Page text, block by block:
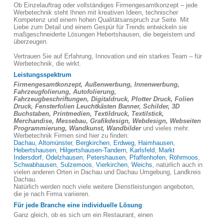
Ob Einzelauftrag oder vollständiges Firmengesamtkonzept – jede
Werbetechnik steht Ihnen mit kreativen Ideen, technischer
Kompetenz und einem hohen Qualitätsanspruch zur Seite. Mit
Liebe zum Detail und einem Gespür für Trends entwickeln sie
maßgeschneiderte Lösungen Hebertshausen, die begeistern und
überzeugen.
Vertrauen Sie auf Erfahrung, Innovation und ein starkes Team – für
Werbetechnik, die wirkt.
Leistungsspektrum
Firmengesamtkonzept, Außenwerbung, Innenwerbung,
Fahrzeugfolierung, Autofolierung,
Fahrzeugbeschriftungen, Digitaldruck, Plotter Druck, Folien
Druck, Fensterfolien Leuchtkästen Banner, Schilder, 3D
Buchstaben, Printmedien, Textildruck, Textilstick,
Merchandise, Messebau, Grafikdesign, Webdesign, Webseiten
Programmierung, Wandkunst, Wandbilderund vieles mehr.
Werbetechnik Firmen sind hier zu finden:
Dachau, Altomünster, Bergkirchen, Erdweg, Haimhausen,
Hebertshausen, Hilgertshausen-Tandern, Karlsfeld, Markt
Indersdorf, Odelzhausen, Petershausen, Pfaffenhofen, Röhrmoos,
Schwabhausen, Sulzemoos, Vierkirchen, Weichs, natürlich auch in
vielen anderen Orten in Dachau und Dachau Umgebung, Landkreis
Dachau.
Natürlich werden noch viele weitere Dienstleistungen angeboten,
die je nach Firma variieren.
Für jede Branche eine individuelle Lösung
Ganz gleich, ob es sich um ein Restaurant, einen